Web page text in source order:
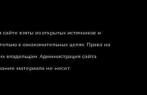
взяты из открытых источников и
в ознакомительных целях. Права на
владельцам. Администрация сайта
материала не несет.